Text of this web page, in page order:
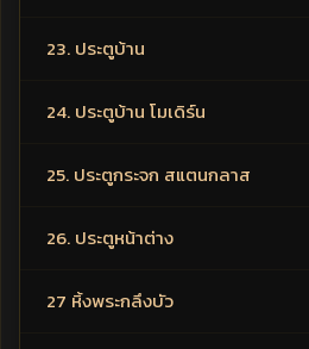
23. ประตูบ้าน
24. ประตูบ้าน โมเดิร์น
25. ประตูกระจก สแตนกลาส
26. ประตูหน้าต่าง
27 หิ้งพระกลึงบัว